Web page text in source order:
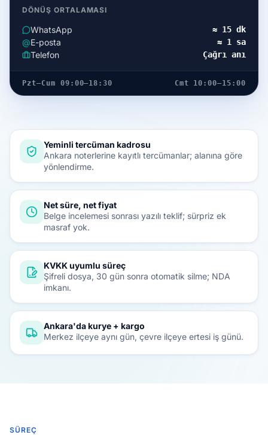
DÖNÜŞ ORTALAMASI
WhatsApp ≈ 15 dk
@E-posta ≈ 1 sa
Telefon Çağrı anı
Pzt–Cum 09:00–18:30 Cmt 10:00–15:00
Yeminli tercüman kadrosu
Ankara noterlerine kayıtlı tercümanlar; alanına göre
yönlendirme.
Net süre, net fiyat
Belge incelemesi sonrası yazılı teklif; sürpriz ek
masraf yok.
KVKK uyumlu süreç
Şifreli dosya, 30 gün sonra otomatik silme; NDA
imkanı.
Ankara'da kurye + kargo
Merkez ilçeye aynı gün, çevre ilçeye ertesi iş günü.
SÜREÇ